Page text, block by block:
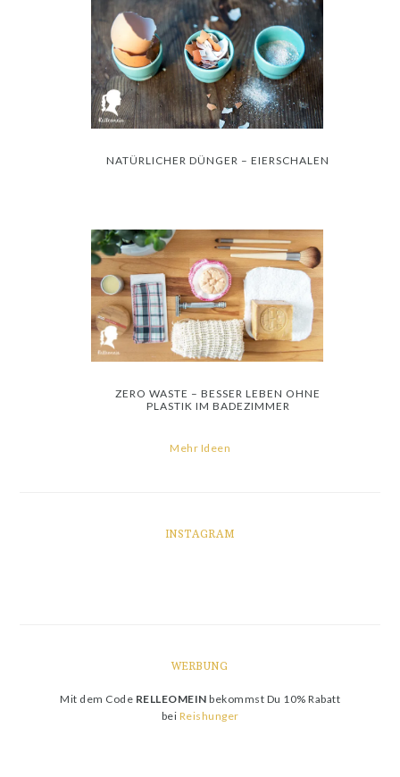
NATÜRLICHER DÜNGER – EIERSCHALEN
ZERO WASTE – BESSER LEBEN OHNE
PLASTIK IM BADEZIMMER
Mehr Ideen
INSTAGRAM
WERBUNG
Mit dem Code RELLEOMEIN bekommst Du 10% Rabatt
bei Reishunger